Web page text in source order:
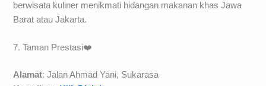
berwisata kuliner menikmati hidangan makanan khas Jawa
Barat atau Jakarta.
7. Taman Prestasi❤️
Alamat: Jalan Ahmad Yani, Sukarasa